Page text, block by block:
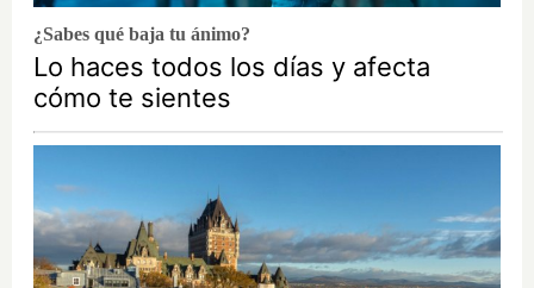
¿Sabes qué baja tu ánimo?
Lo haces todos los días y afecta
cómo te sientes